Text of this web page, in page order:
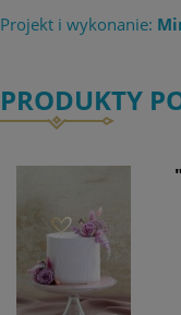
Projekt i wykonanie:
PRODUKTY